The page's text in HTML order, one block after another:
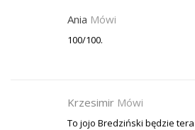
Ania Mówi
100/100.
Krzesimir Mówi
To jojo Bredziński będzie